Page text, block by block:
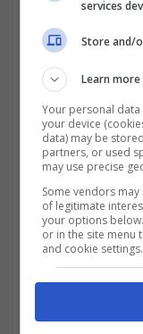
Management,
margini
di chiudere le
services
Store and/
Learn more
Your personal
your device
data) may be
partners, or used
may use precise
Some vendors
of legitimate
your options
or in the site menu
and cookie settings.